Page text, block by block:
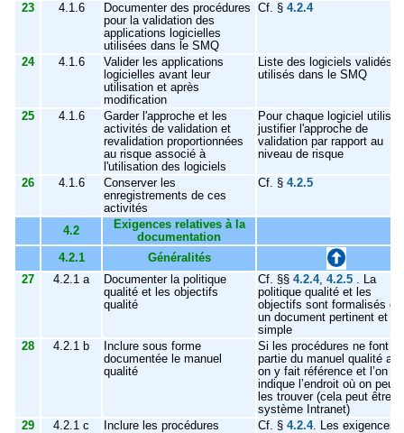
23
4.1.6
Documenter des procédures
pour la validation des
applications logicielles
utilisées dans le SMQ
Cf. § 4.2.4
24 4.1.6
Valider les applications
logicielles avant leur
utilisation et après
modification
Liste des logiciels validés
utilisés dans le SMQ
25 4.1.6
Garder l'approche et les
activités de validation et
revalidation proportionnées
au risque associé à
l'utilisation des logiciels
Pour chaque logiciel utilisé
justifier l'approche de
validation par rapport au
niveau de risque
26 4.1.6
Conserver les
enregistrements de ces
activités
Cf. § 4.2.5
4.2
Exigences relatives à la
documentation
4.2.1
Généralités
27
4.2.1 a
Documenter la politique
qualité et les objectifs
qualité
Cf. §§ 4.2.4, 4.2.5 . La
politique qualité et les
objectifs sont formalisés
un document pertinent et
simple
28
4.2.1 b
Inclure sous forme
documentée le manuel
qualité
Si les procédures ne font
partie du manuel qualité
on y fait référence et l’on
indique l’endroit où on peut
les trouver (cela peut être le
système Intranet)
29
4.2.1 c
Inclure les procédures
Cf. § 4.2.4. Les exigences